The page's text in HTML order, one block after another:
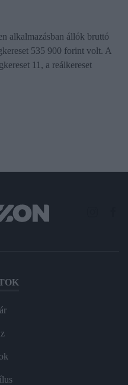
alkalmazásban állók bruttó
535 900 forint volt. A
11, a reálkereset